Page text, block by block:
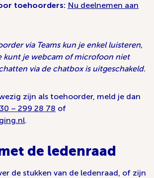
toehoorders: Nu deelnemen aan
via Teams kun je enkel luisteren,
kunt je webcam of microfoon niet
via de chatbox is uitgeschakeld.
zijn als toehoorder, meld je dan
– 299 28 78 of
.
de ledenraad
de stukken van de ledenraad, of zijn